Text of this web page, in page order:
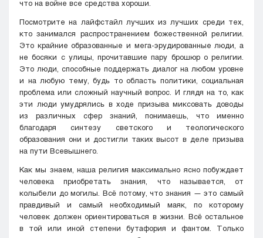
что на войне все средства хороши.
Посмотрите на лайфстайл лучших из лучших среди тех,
кто занимался распространением божественной религии.
Это крайние образованные и мега-эрудированные люди, а
не босяки с улицы, прочитавшие пару брошюр о религии.
Это люди, способные поддержать диалог на любом уровне
и на любую тему, будь то область политики, социальная
проблема или сложный научный вопрос. И глядя на то, как
эти люди умудрялись в ходе призыва миксовать доводы
из различных сфер знаний, понимаешь, что именно
благодаря синтезу светского и теологического
образования они и достигли таких высот в деле призыва
на пути Всевышнего.
Как мы знаем, наша религия максимально ясно побуждает
человека приобретать знания, что называется, от
колыбели до могилы. Всё потому, что знания — это самый
правдивый и самый необходимый маяк, по которому
человек должен ориентироваться в жизни. Всё остальное
в той или иной степени бутафория и фантом. Только